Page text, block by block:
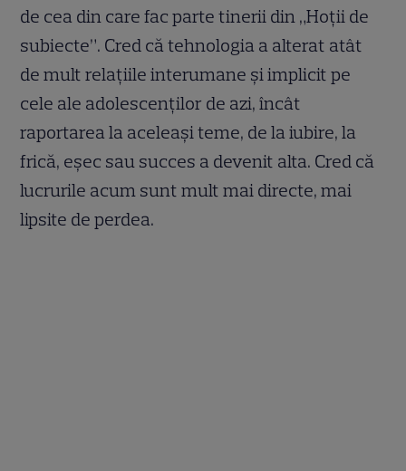
de cea din care fac parte tinerii din „Hoții de
subiecte”. Cred că tehnologia a alterat atât
de mult relațiile interumane și implicit pe
cele ale adolescenților de azi, încât
raportarea la aceleași teme, de la iubire, la
frică, eșec sau succes a devenit alta. Cred că
lucrurile acum sunt mult mai directe, mai
lipsite de perdea.